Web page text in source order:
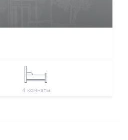
4 комнаты